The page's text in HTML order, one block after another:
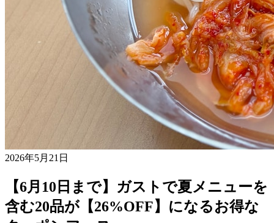
2026年5月21日
【6月10日まで】ガストで夏メニューを
含む20品が【26%OFF】になるお得な